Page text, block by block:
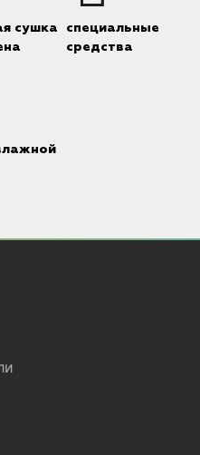
сушка
специальные
средства